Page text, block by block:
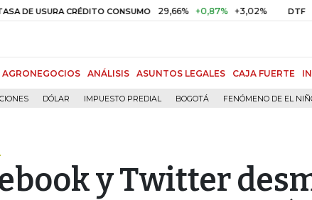
USURA CRÉDITO CONSUMO 29,66% +0,87% +3,02% DTF 10,34%
AGRONEGOCIOS ANÁLISIS ASUNTOS LEGALES CAJA FUERTE
DÓLAR IMPUESTO PREDIAL BOGOTÁ FENÓMENO DE EL
y Twitter